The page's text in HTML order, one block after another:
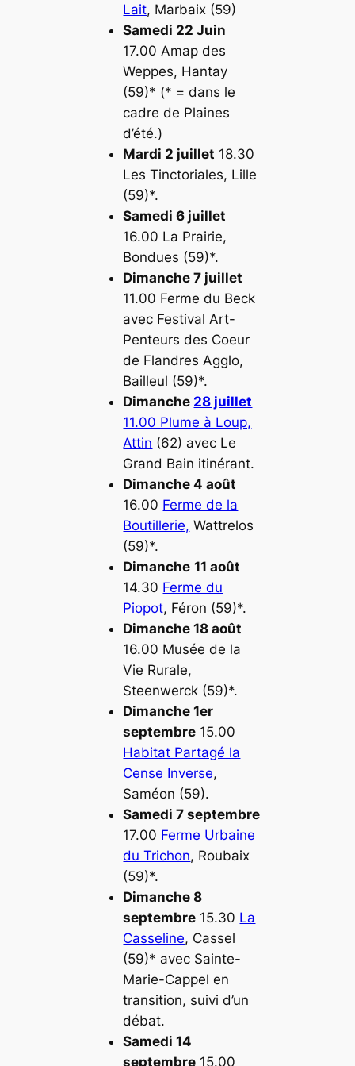
Lait, Marbaix (59)
Samedi 22 Juin
17.00 Amap des
Weppes, Hantay
(59)* (* = dans le
cadre de Plaines
d’été.)
Mardi 2 juillet 18.30
Les Tinctoriales, Lille
(59)*.
Samedi 6 juillet
16.00 La Prairie,
Bondues (59)*.
Dimanche 7 juillet
11.00 Ferme du Beck
avec Festival Art-
Penteurs des Coeur
de Flandres Agglo,
Bailleul (59)*.
Dimanche 28 juillet
11.00 Plume à Loup,
Attin (62) avec Le
Grand Bain itinérant.
Dimanche 4 août
16.00 Ferme de la
Boutillerie, Wattrelos
(59)*.
Dimanche 11 août
14.30 Ferme du
Piopot, Féron (59)*.
Dimanche 18 août
16.00 Musée de la
Vie Rurale,
Steenwerck (59)*.
Dimanche 1er
septembre 15.00
Habitat Partagé la
Cense Inverse,
Saméon (59).
Samedi 7 septembre
17.00 Ferme Urbaine
du Trichon, Roubaix
(59)*.
Dimanche 8
septembre 15.30 La
Casseline, Cassel
(59)* avec Sainte-
Marie-Cappel en
transition, suivi d’un
débat.
Samedi 14
septembre 15.00